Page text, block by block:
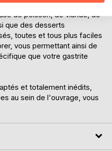
de poisson, de viande, de
que des desserts
toutes et tous plus faciles
vous permettant ainsi de
que votre gastrite
et totalement inédits,
au sein de l'ouvrage, vous